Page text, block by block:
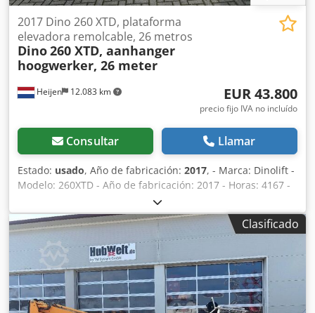
funcionamiento alternativo mediante motor diésel o red
eléctrica de 230 V. El equipo funciona en modo eléctrico
mediante cable de alimentación.
Heijen 12.083 km
2017 Dino 260 XTD, plataforma
elevadora remolcable, 26 metros
Dino260 XTD, aanhanger
hoogwerker, 26 meter
EUR 43.800
precio fijo IVA no incluído
Consultar Llamar
Estado: usado, Año de fabricación: 2017, - Marca: Dinolift -
Modelo: 260XTD - Año de fabricación: 2017 - Horas: 4167 -
Peso: 3495 kg Dodpex H Av Uofx Abiock - Altura de trabajo:
26 metros - Alcance lateral: 12 metros - Matrícula
holandesa – 72-WR-NJ - Propulsión: Diésel + 220 voltios -
Tracción sobre ruedas / movers - Certificado de seguridad
hasta incluido - Documentación CE disponible - Máquina
en excelente estado - Procedente de primer propietario -
Vídeo disponible en nuestra web - Posibilidad de
intercambio y transporte
Clasificado